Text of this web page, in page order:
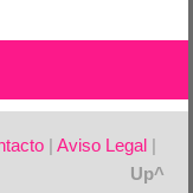
|Aviso Legal |